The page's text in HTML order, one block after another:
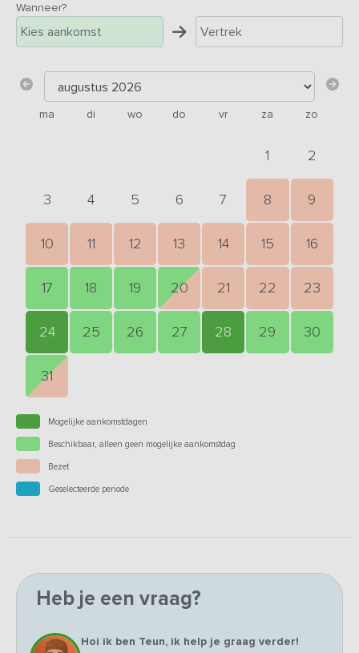
Wanneer?
ma di wo do vr za zo
1 2
3 4 5 6 7 8 9
10 11 12 13 14 15 16
17 18 19 20 21 22 23
24 25 26 27 28 29 30
31
Mogelijke aankomstdagen
Beschikbaar, alleen geen mogelijke aankomstdag
Bezet
Geselecteerde periode
Heb je een vraag?
Hoi ik ben Teun, ik help je graag verder!